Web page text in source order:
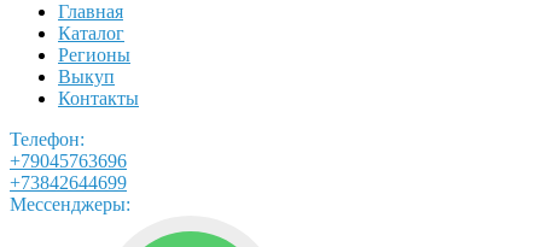
Главная
Каталог
Регионы
Выкуп
Контакты
Телефон:
+79045763696
+73842644699
Мессенджеры: